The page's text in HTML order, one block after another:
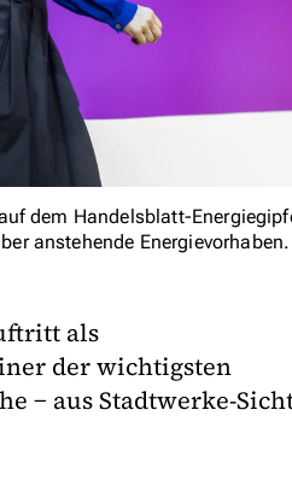
dem Handelsblatt-
anstehende Energievorhaben.
als
der wichtigsten
− aus Stadtwerke-